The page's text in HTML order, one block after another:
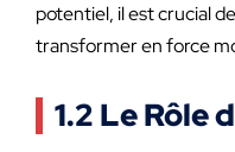
potentiel, il est crucial
transformer en force
1.2 Le Rôle